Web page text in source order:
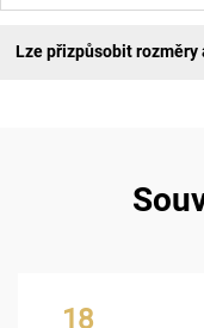
Lze přizpůsobit rozměry
18